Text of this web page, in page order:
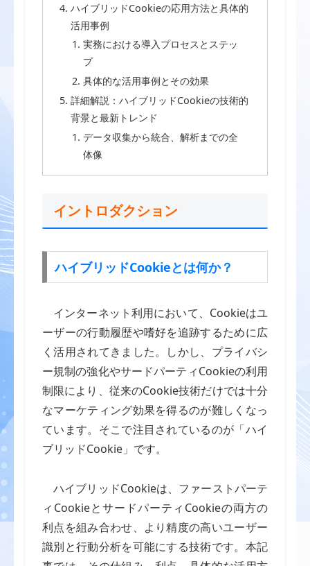
ハイブリッドCookieの応用方法と具体的
活用事例
実務における導入プロセスとステッ
プ
具体的な活用事例とその効果
詳細解説：ハイブリッドCookieの技術的
背景と最新トレンド
データ収集から統合、解析までの全
体像
イントロダクション
ハイブリッドCookieとは何か？
インターネット利用において、Cookieはユ
ーザーの行動履歴や嗜好を追跡するために広
く活用されてきました。しかし、プライバシ
ー規制の強化やサードパーティCookieの利用
制限により、従来のCookie技術だけでは十分
なマーケティング効果を得るのが難しくなっ
ています。そこで注目されているのが「ハイ
ブリッドCookie」です。
ハイブリッドCookieは、ファーストパーテ
ィCookieとサードパーティCookieの両方の
利点を組み合わせ、より精度の高いユーザー
識別と行動分析を可能にする技術です。本記